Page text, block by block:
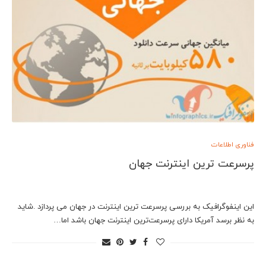
فناوری اطلاعات
پرسرعت ترین اینترنت جهان
این اینفوگرافیک به بررسی پرسرعت ترین اینترنت در جهان می پردازد .شاید
به نظر برسد آمریکا دارای پرسرعت‌ترین اینترنت جهان باشد اما…